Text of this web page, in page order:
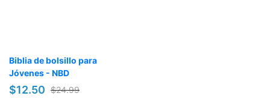
Biblia de bolsillo para
Jóvenes - NBD
$12.50 $24.99